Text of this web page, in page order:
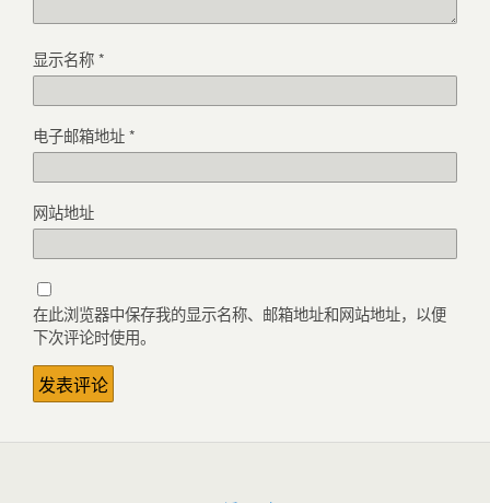
显示名称*
电子邮箱地址*
网站地址
在此浏览器中保存我的显示名称、邮箱地址和网站地址，以便
下次评论时使用。